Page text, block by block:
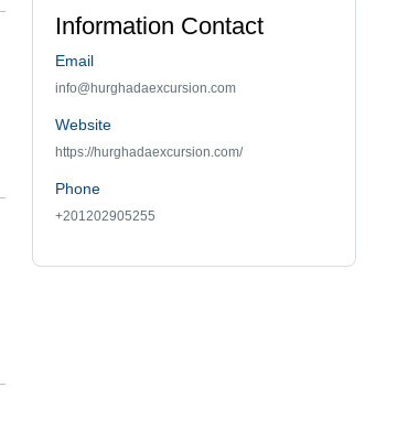
Information Contact
Email
info@hurghadaexcursion.com
Website
https://hurghadaexcursion.com/
Phone
+201202905255